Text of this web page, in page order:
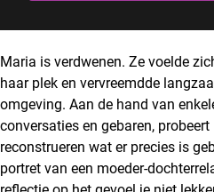
Maria is verdwenen. Ze voelde
haar plek en vervreemdde
omgeving. Aan de hand van
conversaties en gebaren,
reconstrueren wat er precies is
portret van een moeder-